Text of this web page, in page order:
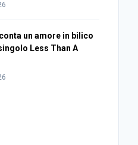
un amore in bilico
Less Than A